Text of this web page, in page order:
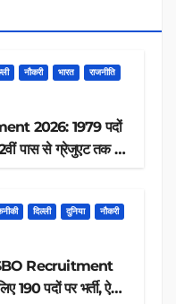
नौकरी भारत राजनीति
2026: 1979 पदों
पास से ग्रेजुएट तक करें
दिल्ली दुनिया नौकरी
Recruitment
190 पदों पर भर्ती, ऐसे